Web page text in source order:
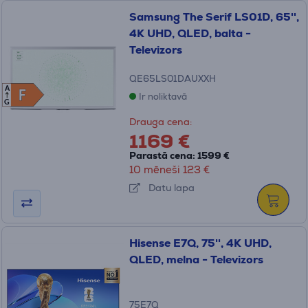
F
F
A
G
Samsung The Serif LS01D, 65'',
4K UHD, QLED, balta -
Televizors
QE65LS01DAUXXH
Ir noliktavā
Drauga cena:
1169 €
Parastā cena: 1599 €
10 mēneši 123 €
Datu lapa
Hisense E7Q, 75'', 4K UHD,
QLED, melna - Televizors
75E7Q